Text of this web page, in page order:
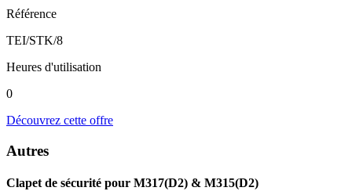
Référence
TEI/STK/8
Heures d'utilisation
0
Découvrez cette offre
Autres
Clapet de sécurité pour M317(D2) & M315(D2)